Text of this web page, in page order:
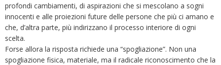
profondi cambiamenti, di aspirazioni che si mescolano a sogni
innocenti e alle proiezioni future delle persone che più ci amano e
che, d’altra parte, più indirizzano il processo interiore di ogni
scelta.
Forse allora la risposta richiede una “spogliazione”. Non una
spogliazione fisica, materiale, ma il radicale riconoscimento che la